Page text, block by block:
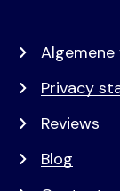
Privacy
Reviews
Blog